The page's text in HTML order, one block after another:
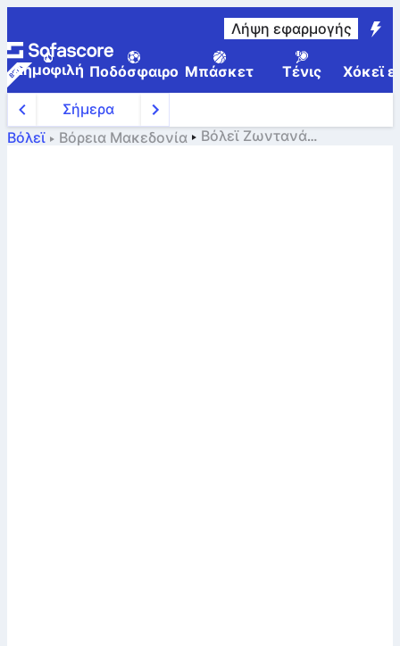
Λήψη εφαρμογής
Δημοφιλή Ποδόσφαιρο Μπάσκετ Τένις Χόκεϊ
Σήμερα
Βόλεϊ
Βόρεια Μακεδονία ΒόλεϊΖωντανά